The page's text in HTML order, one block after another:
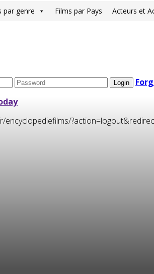
par genre Films par Pays Acteurs et
encyclopediefilms/